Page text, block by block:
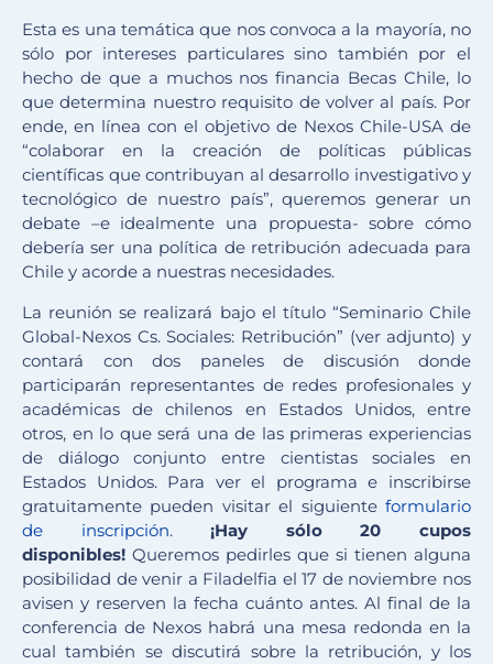
Esta es una temática que nos convoca a la mayoría, no
sólo por intereses particulares sino también por el
hecho de que a muchos nos financia Becas Chile, lo
que determina nuestro requisito de volver al país. Por
ende, en línea con el objetivo de Nexos Chile-USA de
“colaborar en la creación de políticas públicas
científicas que contribuyan al desarrollo investigativo y
tecnológico de nuestro país”, queremos generar un
debate –e idealmente una propuesta- sobre cómo
debería ser una política de retribución adecuada para
Chile y acorde a nuestras necesidades.
La reunión se realizará bajo el título “Seminario Chile
Global-Nexos Cs. Sociales: Retribución” (ver adjunto) y
contará con dos paneles de discusión donde
participarán representantes de redes profesionales y
académicas de chilenos en Estados Unidos, entre
otros, en lo que será una de las primeras experiencias
de diálogo conjunto entre cientistas sociales en
Estados Unidos. Para ver el programa e inscribirse
gratuitamente pueden visitar el siguiente formulario
de inscripción.¡Hay sólo 20 cupos
disponibles! Queremos pedirles que si tienen alguna
posibilidad de venir a Filadelfia el 17 de noviembre nos
avisen y reserven la fecha cuánto antes. Al final de la
conferencia de Nexos habrá una mesa redonda en la
cual también se discutirá sobre la retribución, y los